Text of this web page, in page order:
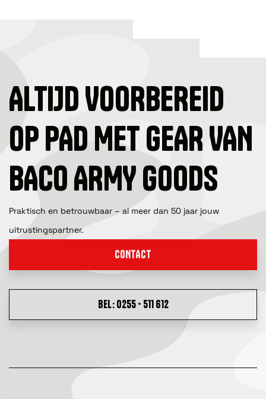
ALTIJD VOORBEREID
OP PAD MET GEAR VAN
BACO ARMY GOODS
Praktisch en betrouwbaar – al meer dan 50 jaar jouw
uitrustingspartner.
CONTACT
BEL: 0255 - 511 612